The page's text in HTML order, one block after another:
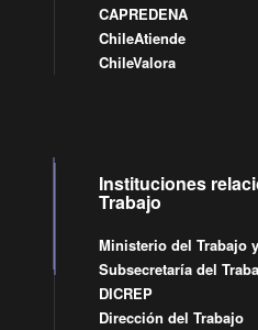
CAPREDENA
ChileAtiende
ChileValora
Instituciones
Trabajo
Ministerio del Trabajo
Subsecretaría del
DICREP
Dirección del Trabajo